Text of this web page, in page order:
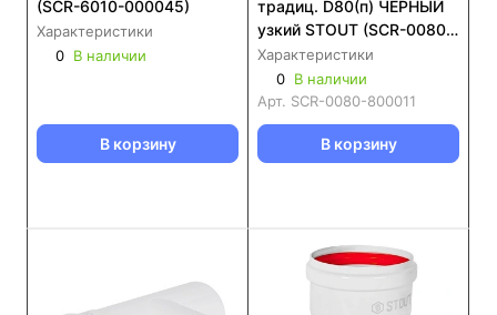
(SCR-6010-000045)
Характеристики
0 В наличии
В корзину
традиц. D80(п) ЧЕРНЫЙ
узкий STOUT (SCR-0080-
800011)
Характеристики
0 В наличии
Арт. SCR-0080-800011
В корзину